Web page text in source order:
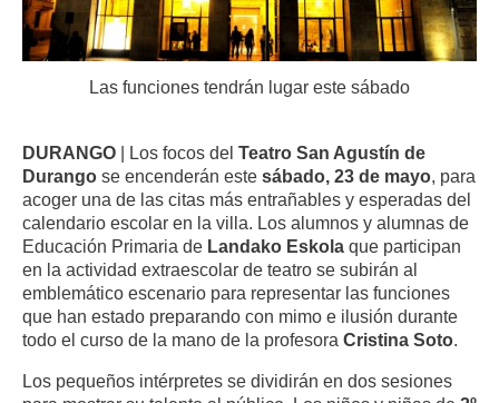
Las funciones tendrán lugar este sábado
DURANGO | Los focos del Teatro San Agustín de
Durango se encenderán este sábado, 23 de mayo, para
acoger una de las citas más entrañables y esperadas del
calendario escolar en la villa. Los alumnos y alumnas de
Educación Primaria de Landako Eskola que participan
en la actividad extraescolar de teatro se subirán al
emblemático escenario para representar las funciones
que han estado preparando con mimo e ilusión durante
todo el curso de la mano de la profesora Cristina Soto.
Los pequeños intérpretes se dividirán en dos sesiones